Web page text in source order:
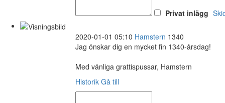
Privat inlägg
2020-01-01 05:10 Hamstern 1340
Jag önskar dig en mycket fin 1340-årsdag!
Med vänliga grattispussar, Hamstern
Historik Gå till